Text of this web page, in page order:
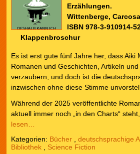
Erzählungen.
Wittenberge,
ISBN 978-3-910914-
Klappenbroschur
Es ist erst gute fünf Jahre her, dass Aiki
Romanen und Geschichten, Artikeln
verzaubern, und doch ist die
inzwischen ohne diese Stimme
Während der 2025 veröffentlichte
aktuell immer noch „in den Charts“ steht,
lesen…
Kategorien: Bücher, deutschsprachige
Bibliothek, Science Fiction